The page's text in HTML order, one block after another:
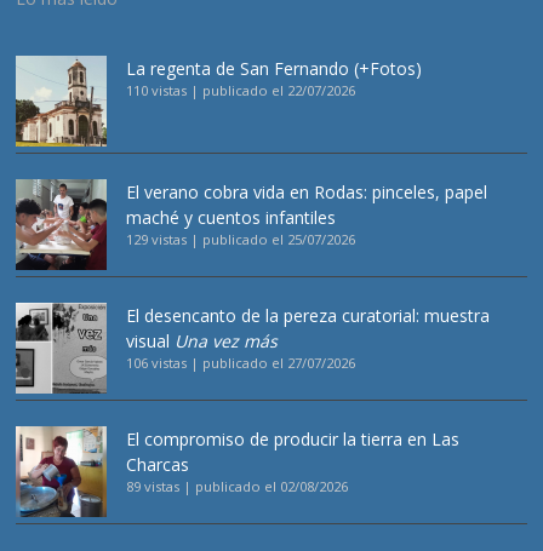
La regenta de San Fernando (+Fotos)
110 vistas | publicado el 22/07/2026
El verano cobra vida en Rodas: pinceles, papel
maché y cuentos infantiles
129 vistas | publicado el 25/07/2026
El desencanto de la pereza curatorial: muestra
visual Una vez más
106 vistas | publicado el 27/07/2026
El compromiso de producir la tierra en Las
Charcas
89 vistas | publicado el 02/08/2026